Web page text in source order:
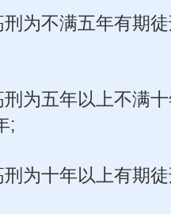
为不满五年有期
为五年以上不满
;
为十年以上有期